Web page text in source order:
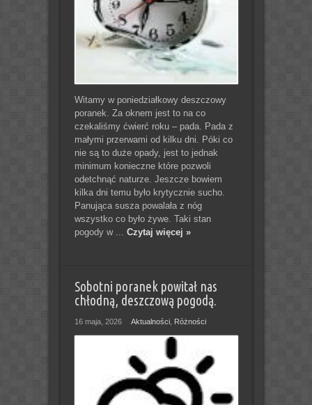
Witamy w poniedziałkowy deszczowy
poranek. Za oknem jest to na co
czekaliśmy ćwierć roku – pada. Pada z
małymi przerwami od kilku dni. Póki co
nie są to duże opady, jest to jednak
minimum konieczne które pozwoli
odetchnąć naturze. Jeszcze bowiem
kilka dni temu było krytycznie sucho.
Panująca susza powalała z nóg
wszystko co było żywe. Taki stan
pogody w ... Czytaj więcej »
Sobotni poranek powitał nas
chłodną, deszczową pogodą.
16 maja, 2026 Aktualności, Różności